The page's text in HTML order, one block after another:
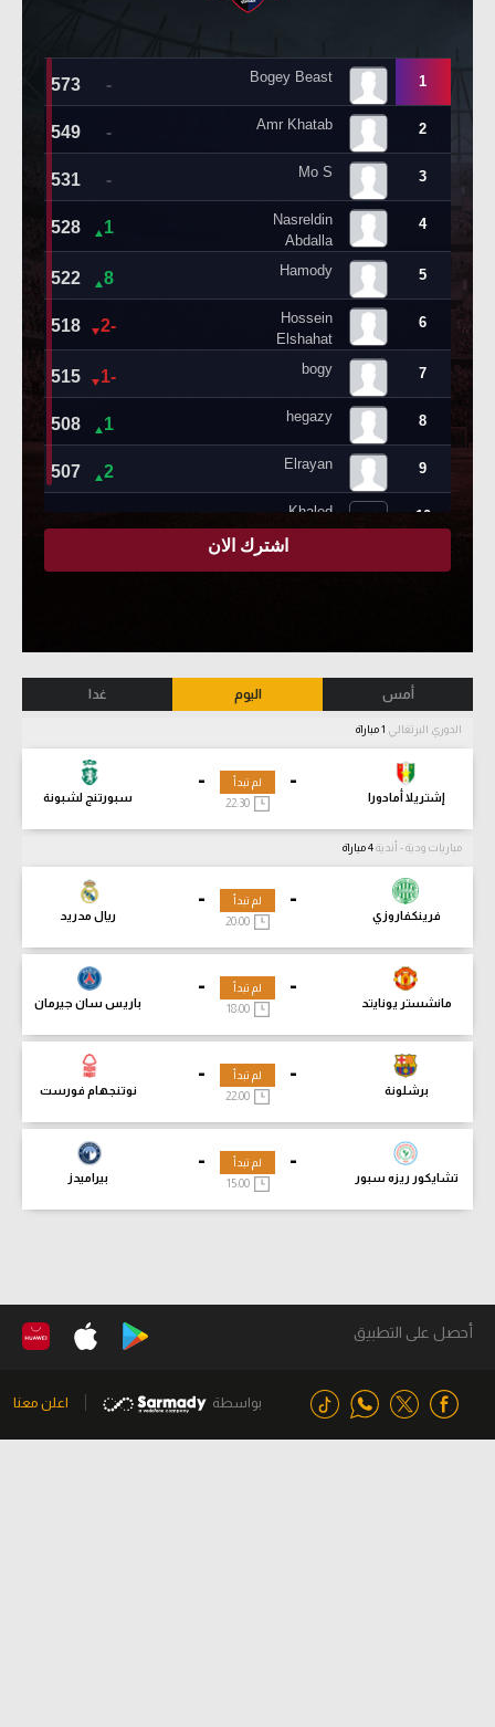
أمس اليوم غدا
الدوري البرتغالي
-
إشتريلا أمادورا
-
سبورتنج لشبونة
لم تبدأ
مباريات ودية - أندية
-
فرينكفاروزي
-
ريال مدريد
لم تبدأ
-
مانشستر يونايتد
-
باريس سان جيرمان
لم تبدأ
18:00
-
برشلونة
-
نوتنجهام فورست
لم تبدأ
-
تشايكور ريزه سبور
-
بيراميدز
لم تبدأ
15:00
أحصل على التطبيق
بواسطة اعلن معنا